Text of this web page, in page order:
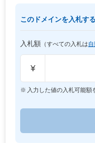
このドメインを入札す
入札額 （すべての入札は
¥
入力した値の入札可能額